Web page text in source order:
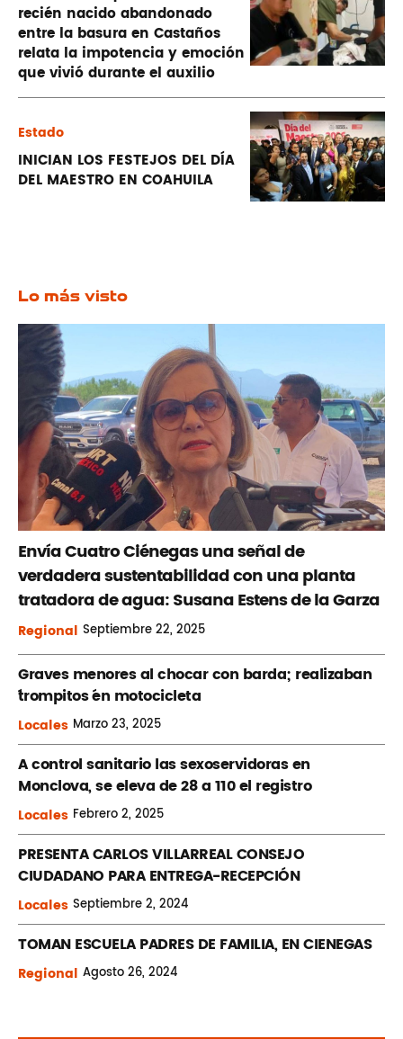
recién nacido abandonado
entre la basura en Castaños
relata la impotencia y emoción
que vivió durante el auxilio
Estado
INICIAN LOS FESTEJOS DEL DÍA
DEL MAESTRO EN COAHUILA
Lo más visto
Envía Cuatro Ciénegas una señal de
verdadera sustentabilidad con una planta
tratadora de agua: Susana Estens de la Garza
Regional Septiembre22, 2025
Graves menores al chocar con barda; realizaban
´trompitos ´en motocicleta
Locales Marzo23, 2025
A control sanitario las sexoservidoras en
Monclova, se eleva de 28 a 110 el registro
Locales Febrero2, 2025
PRESENTA CARLOS VILLARREAL CONSEJO
CIUDADANO PARA ENTREGA-RECEPCIÓN
Locales Septiembre2, 2024
TOMAN ESCUELA PADRES DE FAMILIA, EN CIENEGAS
Regional Agosto26, 2024